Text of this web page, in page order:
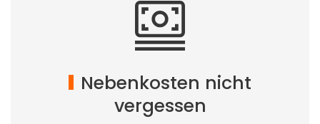
Nebenkosten nicht
vergessen